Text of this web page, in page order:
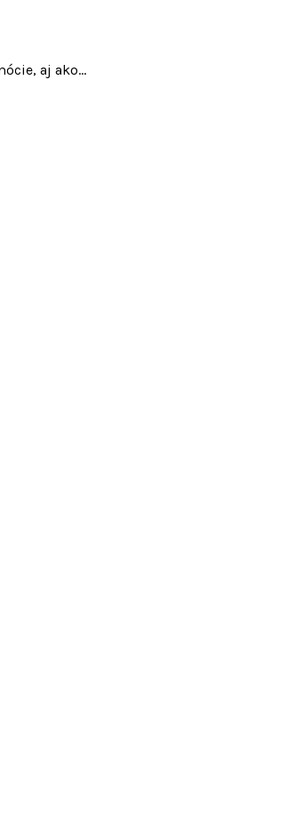
aj ako…